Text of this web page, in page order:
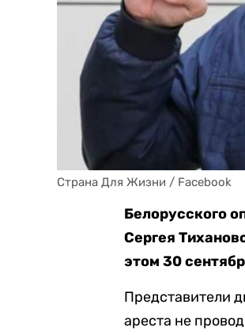
Страна Для Жизни / Facebook
Белорусского
Сергея
этом 30
Представители
ареста не